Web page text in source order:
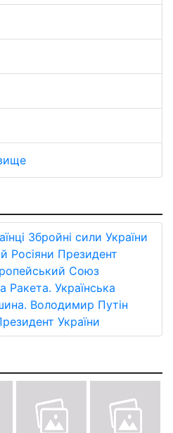
Збройні сили України
Росіяни Президент
Союз
Ракета. Українська
Володимир Путін
України